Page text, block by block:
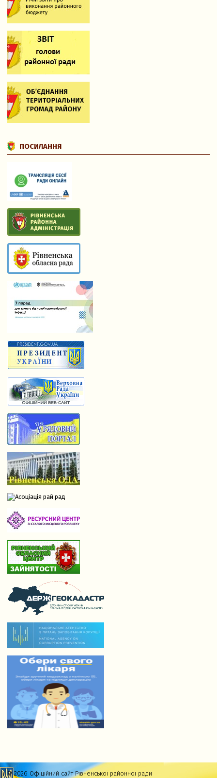
ПОСИЛАННЯ
© 2026 Офіційний сайт Рівненської районної ради